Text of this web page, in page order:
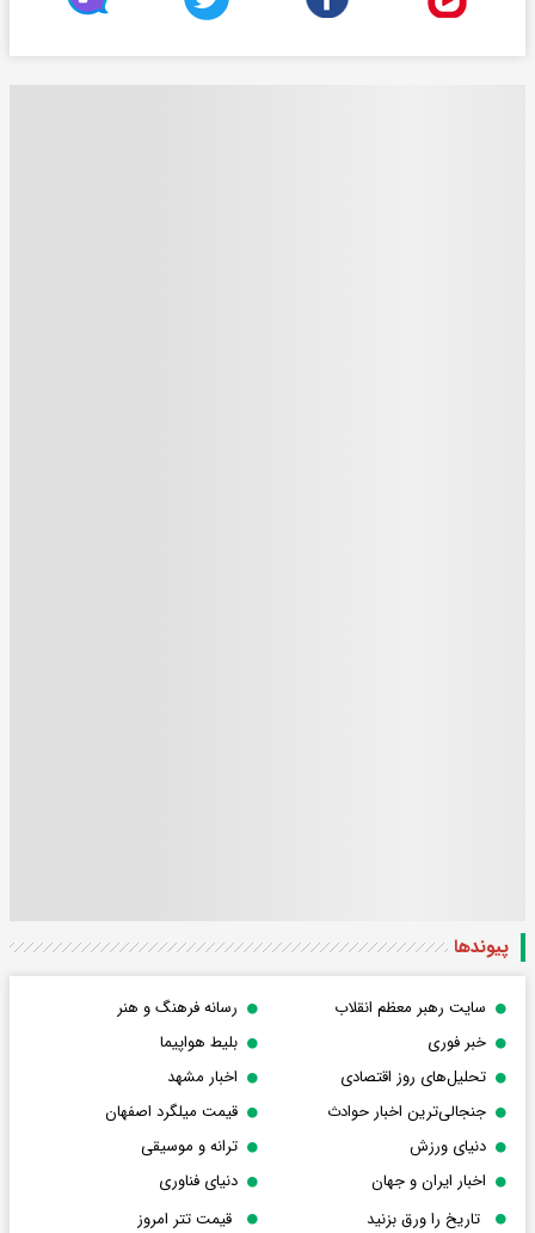
پیوندها
سایت رهبر معظم انقلاب
رسانه فرهنگ و هنر
خبر فوری
بلیط هواپیما
تحلیل‌های روز اقتصادی
اخبار مشهد
جنجالی‌ترین اخبار حوادث
قیمت میلگرد اصفهان
دنیای ورزش
ترانه و موسیقی
اخبار ایران و جهان
دنیای فناوری
تاریخ را ورق بزنید
قیمت تتر امروز